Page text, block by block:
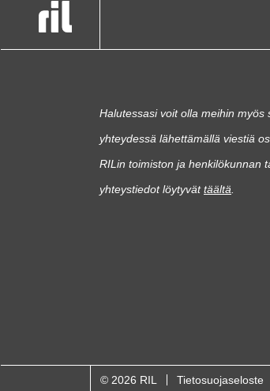
Halutessasi voit olla meihin myös
yhteydessä lähettämällä viestiä
RILin toimiston ja henkilökunnan
yhteystiedot löytyvättäältä
© 2026 RIL Tietosuojaseloste